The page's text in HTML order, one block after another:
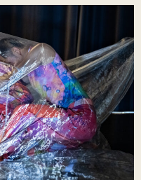
verbena de la […]